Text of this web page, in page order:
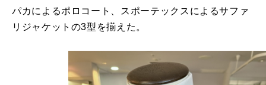
パカによるポロコート、スポーテックスによるサファ
リジャケットの3型を揃えた。